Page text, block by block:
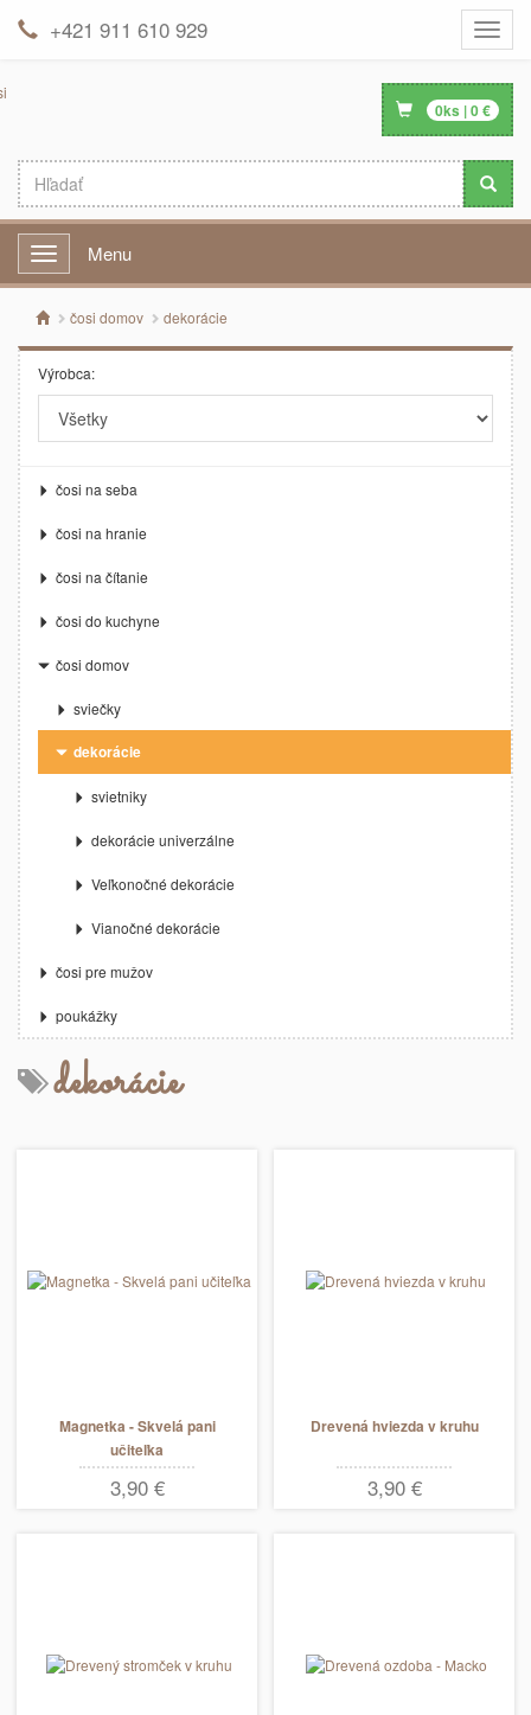
Toggle
+421 911 610 929
0ks |0€
Menu Menu
čosi domov dekorácie
Výrobca:
čosi na seba
čosi na hranie
čosi na čítanie
čosi do kuchyne
čosi domov
sviečky
dekorácie
svietniky
dekorácie univerzálne
Veľkonočné dekorácie
Vianočné dekorácie
čosi pre mužov
poukážky
dekorácie
Magnetka - Skvelá pani
učiteľka
3,90 €
Drevená hviezda v kruhu
3,90 €